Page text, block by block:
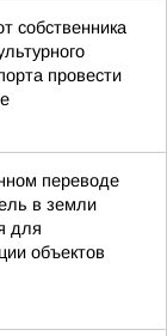
собственника
провести
переводе
в земли
для
объектов